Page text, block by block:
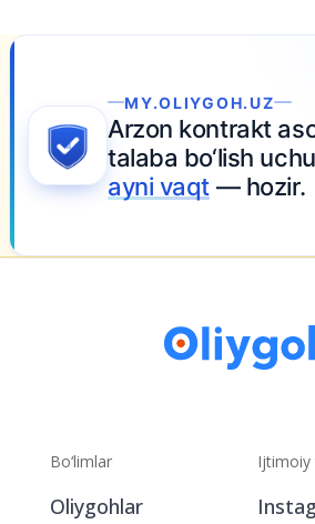
kontrakt asosida
bo‘lish uchun
vaqt— hozir.